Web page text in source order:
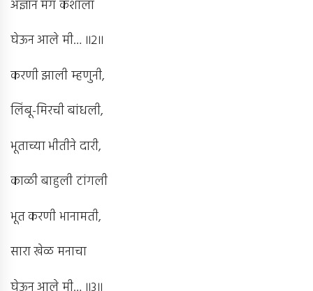
अज्ञान मग कशाला
घेऊन आले मी… ॥2॥
करणी झाली म्हणुनी,
लिंबू-मिरची बांधली,
भूताच्या भीतीने दारी,
काळी बाहुली टांगली
भूत करणी भानामती,
सारा खेळ मनाचा